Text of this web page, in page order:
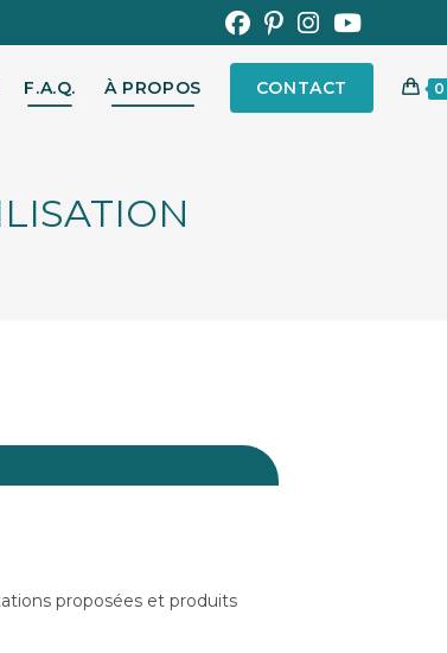
F.A.Q. À PROPOS CONTACT 0
proposées et produits